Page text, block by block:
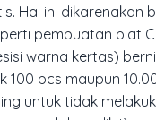
Hal ini dikarenakan
pembuatan plat C,
warna kertas)
100 pcs maupun
untuk tidak